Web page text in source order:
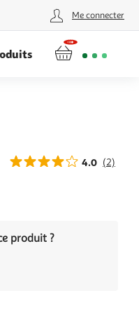
Me connecter
4.0 (2)
produit ?